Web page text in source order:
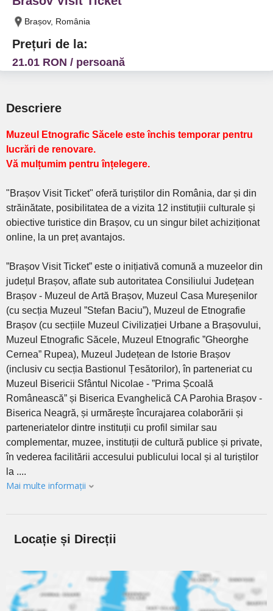
Brașov, România
Prețuri de la:
21.01 RON / persoană
Descriere
Muzeul Etnografic Săcele este închis temporar pentru
lucrări de renovare.
Vă mulțumim pentru înțelegere.
"Brașov Visit Ticket" oferă turiștilor din România, dar și din
străinătate, posibilitatea de a vizita 12 instituțiii culturale și
obiective turistice din Brașov, cu un singur bilet achiziționat
online, la un preț avantajos.
”Brașov Visit Ticket” este o inițiativă comună a muzeelor din
județul Brașov, aflate sub autoritatea Consiliului Județean
Brașov - Muzeul de Artă Brașov, Muzeul Casa Mureșenilor
(cu secția Muzeul ”Stefan Baciu”), Muzeul de Etnografie
Brașov (cu secțiile Muzeul Civilizației Urbane a Brașovului,
Muzeul Etnografic Săcele, Muzeul Etnografic ”Gheorghe
Cernea” Rupea), Muzeul Județean de Istorie Brașov
(inclusiv cu secția Bastionul Țesătorilor), în parteneriat cu
Muzeul Bisericii Sfântul Nicolae - ”Prima Școală
Românească” și Biserica Evanghelică CA Parohia Brașov -
Biserica Neagră, și urmărește încurajarea colaborării și
parteneriatelor dintre instituții cu profil similar sau
complementar, muzee, instituții de cultură publice și private,
în vederea facilitării accesului publicului local și al turiștilor
la ....
Mai multe informații
Locație și Direcții